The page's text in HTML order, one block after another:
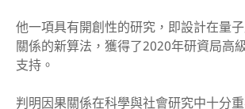
他一項具有開創性的研究，即設計在量
關係的新算法，獲得了2020年研資局高
支持。
判明因果關係在科學與社會研究中十分